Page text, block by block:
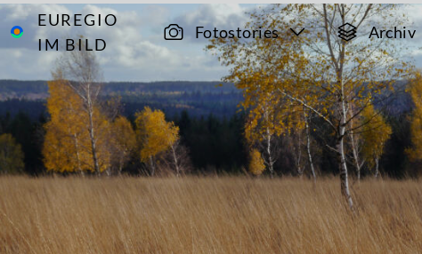
EUREGIO
IM BILD
Fotostories Archiv
Archiv
8505
Struffelt